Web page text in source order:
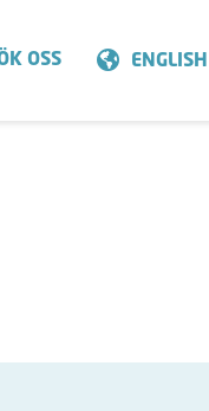
OSS ENGLISH